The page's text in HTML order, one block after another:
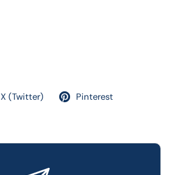
X (Twitter) Pinterest